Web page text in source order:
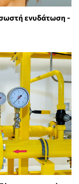
ενυδάτωση -